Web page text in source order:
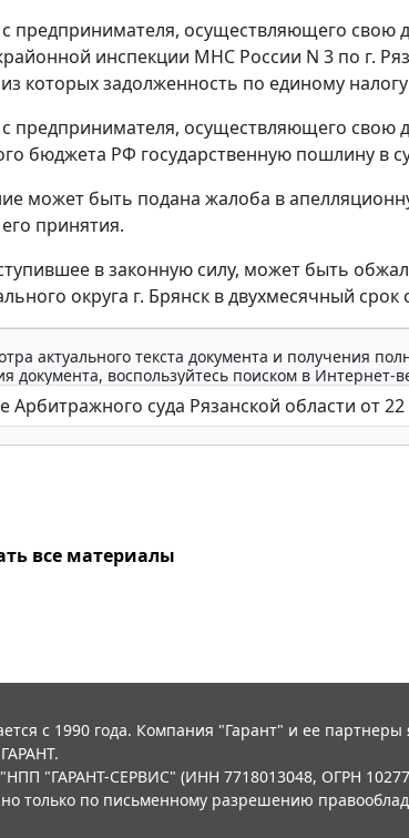
с предпринимателя, осуществляющего свою
инспекции МНС России N 3 по г.
из которых задолженность по единому
с предпринимателя, осуществляющего свою
бюджета РФ государственную пошлину в
может быть подана жалоба в
принятия.
в законную силу, может быть
округа г. Брянск в двухмесячный
актуального текста документа и получения
документа, воспользуйтесь поиском в Интернет-
все материалы
с 1990 года. Компания "Гарант" и ее партнеры
"ГАРАНТ-СЕРВИС" (ИНН 7718013048, ОГРН
только по письменному разрешению